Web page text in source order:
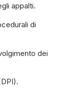
appalti.
di
dei